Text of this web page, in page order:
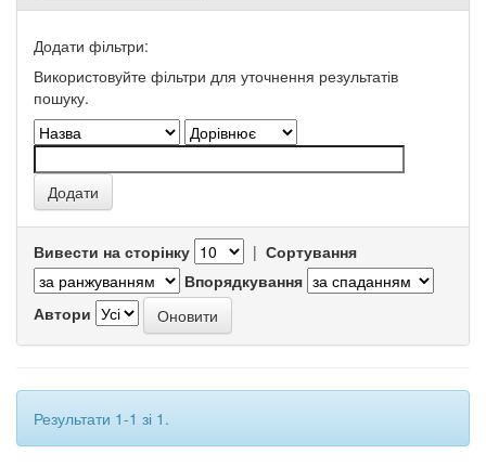
Додати фільтри:
Використовуйте фільтри для уточнення результатів
пошуку.
Вивести на сторінку | Сортування
Впорядкування
Автори
Результати 1-1 зі 1.